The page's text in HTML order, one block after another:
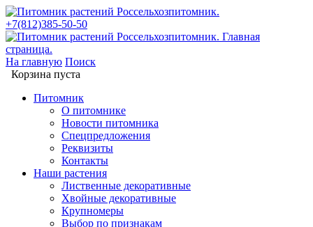
+7(812)385-50-50
На главную Поиск
Корзина пуста
Питомник
О питомнике
Новости питомника
Спецпредложения
Реквизиты
Контакты
Наши растения
Лиственные декоративные
Хвойные декоративные
Крупномеры
Выбор по признакам